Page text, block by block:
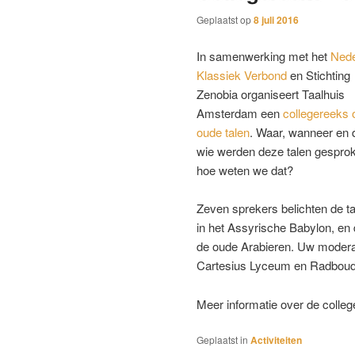
Geplaatst op8 juli 2016
In samenwerking met het
Klassiek Verbonden Stichting
Zenobia organiseert Taalhuis
Amsterdam eencollegereeks
oude talen. Waar, wanneer en
wie werden deze talen
hoe weten we dat?
Zeven sprekers belichten de
in het Assyrische Babylon,
de oude Arabieren. Uw
Cartesius Lyceum en
Meer informatie over de
Geplaatst in Activiteiten